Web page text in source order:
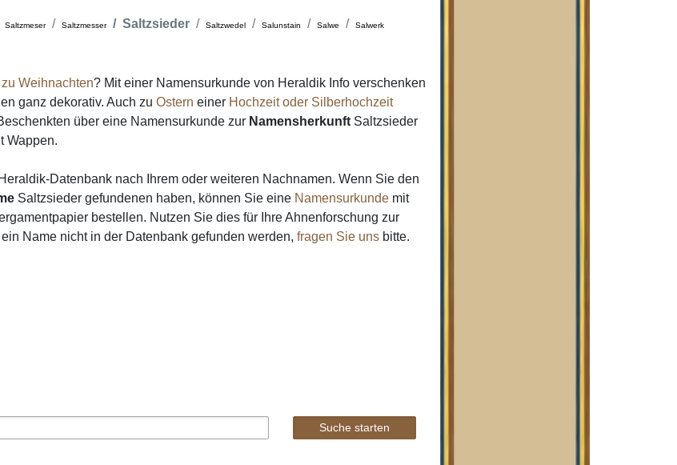
Saltzmeser Saltzmesser Saltzsieder Saltzwedel Salunstain Salwe Salwerk
Weihnachten? Mit einer Namensurkunde von Heraldik Info verschenken
ganz dekorativ. Auch zuOstern einer Hochzeit oder Silberhochzeit
über eine Namensurkunde zur Namensherkunft Saltzsieder
Wappen.
Datenbank nach Ihrem oder weiteren Nachnamen. Wenn Sie den
Saltzsieder gefundenen haben, können Sie eine Namensurkunde mit
bestellen. Nutzen Sie dies für Ihre Ahnenforschung zur
Name nicht in der Datenbank gefunden werden,fragen Sie uns bitte.